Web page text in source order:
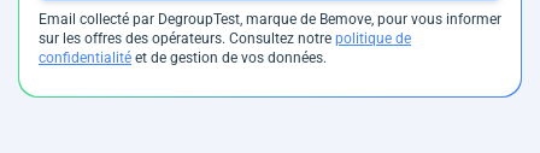
Email collecté par DegroupTest, marque de Bemove, pour vous informer
sur les offres des opérateurs. Consultez notre politique de
confidentialité et de gestion de vos données.